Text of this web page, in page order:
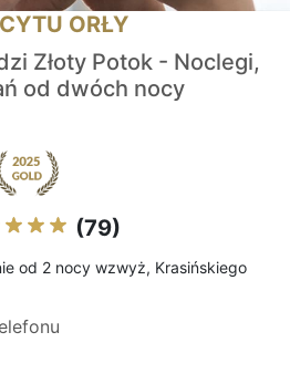
ORŁY
Złoty Potok - Noclegi,
od dwóch nocy
(79)
od 2 nocy wzwyż, Krasińskiego